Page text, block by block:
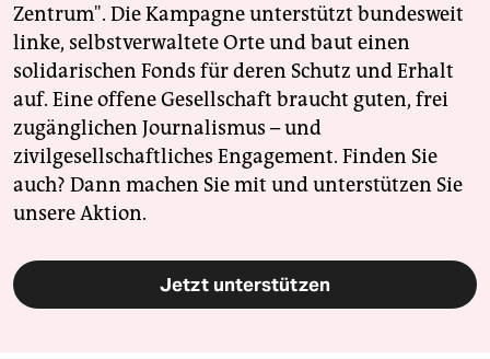
Zentrum". Die Kampagne unterstützt bundesweit
linke, selbstverwaltete Orte und baut einen
solidarischen Fonds für deren Schutz und Erhalt
auf. Eine offene Gesellschaft braucht guten, frei
zugänglichen Journalismus – und
zivilgesellschaftliches Engagement. Finden Sie
auch? Dann machen Sie mit und unterstützen Sie
unsere Aktion.
Jetzt unterstützen